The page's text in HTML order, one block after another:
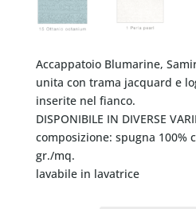
Accappatoio Blumarine,
unita con trama jacquard e
inserite nel fianco.
DISPONIBILE IN DIVERSE
composizione: spugna 100%
gr./mq.
lavabile in lavatrice